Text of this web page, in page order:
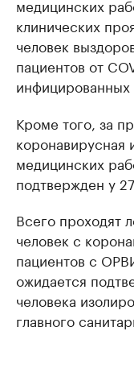
медицинских
клинических
человек
пациентов от
инфицированных
Кроме того, за
коронавирусная
медицинских
подтвержден у
Всего проходят
человек с
пациентов с
ожидается
человека
главного